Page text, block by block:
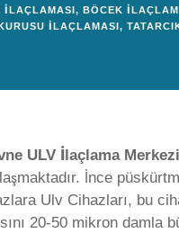
İLAÇLAMASI, BÖCEK
İLAÇLAMASI,
ULV İlaçlama
İnce
Ulv Cihazları, bu
20-50 mikron